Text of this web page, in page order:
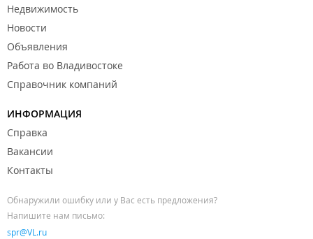
Недвижимость
Новости
Объявления
Работа во Владивостоке
Справочник компаний
ИНФОРМАЦИЯ
Справка
Вакансии
Контакты
Обнаружили ошибку или у Вас есть предложения?
Напишите нам письмо:
spr@VL.ru